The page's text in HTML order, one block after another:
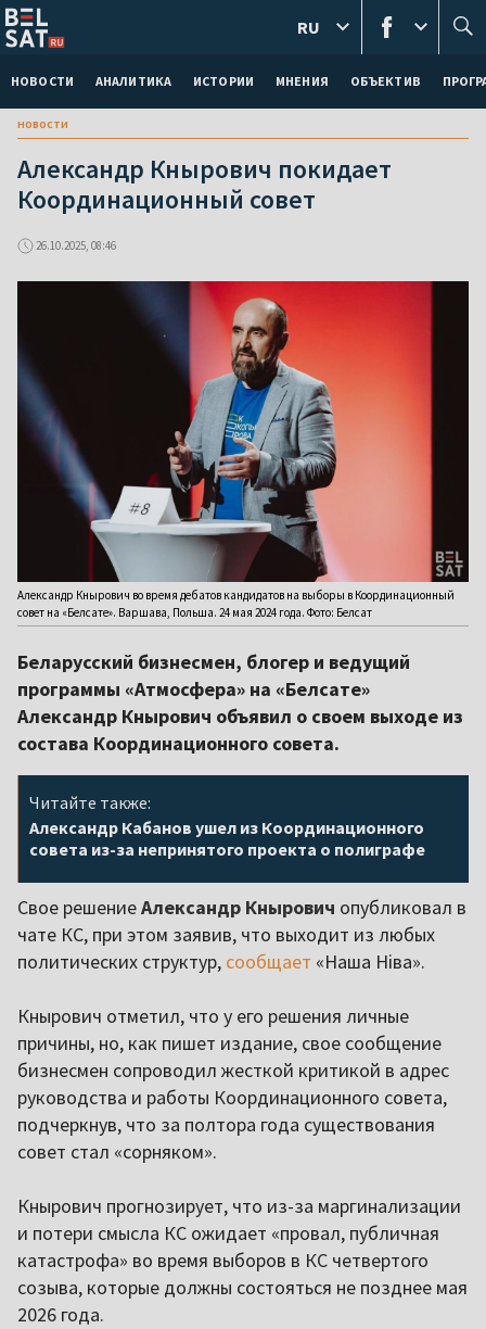
НОВОСТИ АНАЛИТИКА ИСТОРИИ МНЕНИЯ ОБЪЕКТИВ
RU
новости
Александр Кнырович покидает
Координационный совет
26.10.2025, 08:46
Александр Кнырович во время дебатов кандидатов на выборы в Координационный
совет на «Белсате». Варшава, Польша. 24 мая 2024 года. Фото: Белсат
Беларусский бизнесмен, блогер и ведущий
программы «Атмосфера» на «Белсате»
Александр Кнырович объявил о своем выходе из
состава Координационного совета.
Читайте также:
Александр Кабанов ушел из Координационного
совета из-за непринятого проекта о полиграфе
Свое решениеАлександр Кнырович опубликовал в
чате КС, при этом заявив, что выходит из любых
политических структур, сообщает «Наша Ніва».
Кнырович отметил, что у его решения личные
причины, но, как пишет издание, свое сообщение
бизнесмен сопроводил жесткой критикой в адрес
руководства и работы Координационного совета,
подчеркнув, что за полтора года существования
совет стал «сорняком».
Кнырович прогнозирует, что из-за маргинализации
и потери смысла КС ожидает «провал, публичная
катастрофа» во время выборов в КС четвертого
созыва, которые должны состояться не позднее мая
2026 года.